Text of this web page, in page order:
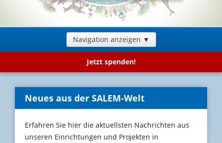
Navigation anzeigen ▼
Jetzt spenden!
Neues aus der SALEM-Welt
Erfahren Sie hier die aktuellsten Nachrichten aus
unseren Einrichtungen und Projekten in